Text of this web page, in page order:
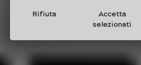
Rifiuta
Accetta
selezionati